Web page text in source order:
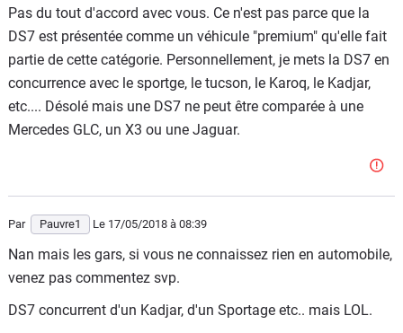
Pas du tout d'accord avec vous. Ce n'est pas parce que la
DS7 est présentée comme un véhicule "premium" qu'elle fait
partie de cette catégorie. Personnellement, je mets la DS7 en
concurrence avec le sportge, le tucson, le Karoq, le Kadjar,
etc.... Désolé mais une DS7 ne peut être comparée à une
Mercedes GLC, un X3 ou une Jaguar.
Par Pauvre1 Le 17/05/2018 à 08:39
Nan mais les gars, si vous ne connaissez rien en automobile,
venez pas commentez svp.
DS7 concurrent d'un Kadjar, d'un Sportage etc.. mais LOL.